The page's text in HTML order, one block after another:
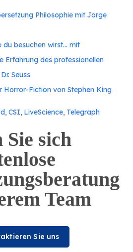
Philosophie mit Jorge
du besuchen wirst... mit
Erfahrung des professionellen
Seuss
Horror-Fiction von Stephen King
, CSI, LiveScience, Telegraph
Sie sich
Team
Sie uns